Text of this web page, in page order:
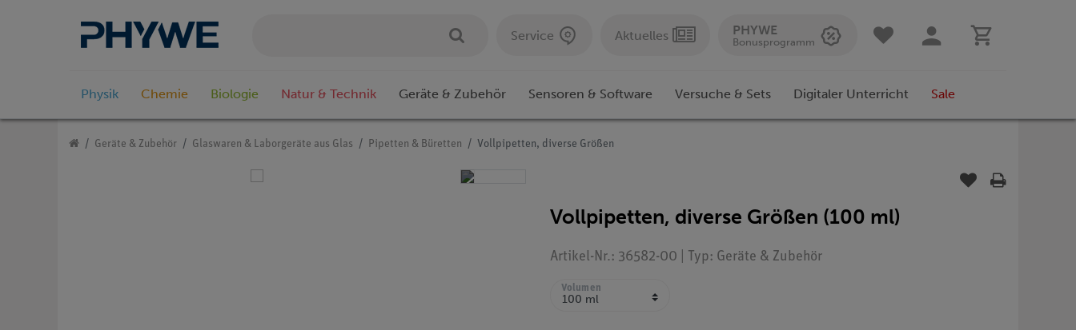
Service Aktuelles PHYWE
Bonusprogramm
Physik Chemie Biologie Natur & Technik Geräte & Zubehör Sensoren & Software Versuche & Sets Digitaler Unterricht Sale
Geräte & Zubehör Glaswaren & Laborgeräte aus Glas Pipetten & Büretten Vollpipetten, diverse Größen
Vollpipetten, diverse Größen (100 ml)
Artikel-Nr.: 36582-00 | Typ: Geräte & Zubehör
Volumen